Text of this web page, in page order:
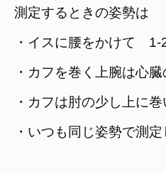
測定するときの姿勢は
・イスに腰をかけて　
・カフを巻く上腕は心
・カフは肘の少し上に巻
・いつも同じ姿勢で測